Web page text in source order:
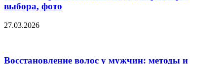
выбора, фото
27.03.2026
Восстановление волос у мужчин: методы и